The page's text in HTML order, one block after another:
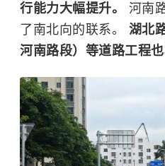
行能力大幅提升。 河南
了南北向的联系。 湖北
河南路段）等道路工程也